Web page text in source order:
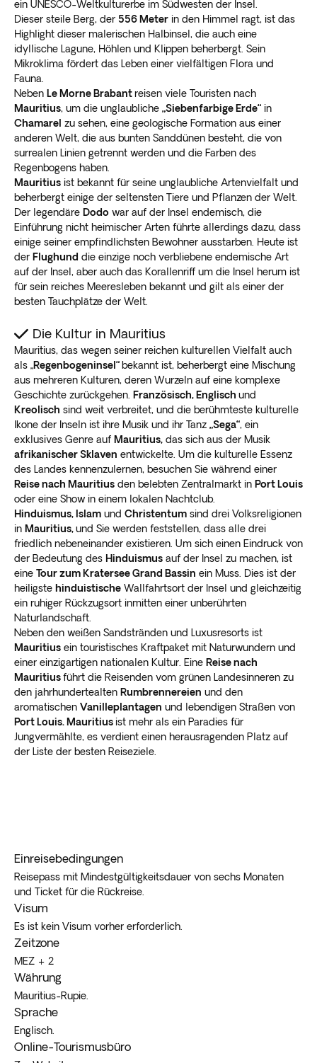
ein UNESCO-Weltkulturerbe im Südwesten der Insel.
Dieser steile Berg, der 556 Meter in den Himmel ragt, ist das
Highlight dieser malerischen Halbinsel, die auch eine
idyllische Lagune, Höhlen und Klippen beherbergt. Sein
Mikroklima fördert das Leben einer vielfältigen Flora und
Fauna.
Neben Le Morne Brabantreisen viele Touristen nach
Mauritius, um die unglaubliche „Siebenfarbige Erde“ in
Chamarel zu sehen, eine geologische Formation aus einer
anderen Welt, die aus bunten Sanddünen besteht, die von
surrealen Linien getrennt werden und die Farben des
Regenbogens haben.
Mauritius ist bekannt für seine unglaubliche Artenvielfalt und
beherbergt einige der seltensten Tiere und Pflanzen der Welt.
Der legendäre Dodo war auf der Insel endemisch, die
Einführung nicht heimischer Arten führte allerdings dazu, dass
einige seiner empfindlichsten Bewohner ausstarben. Heute ist
der Flughund die einzige noch verbliebene endemische Art
auf der Insel, aber auch das Korallenriff um die Insel herum ist
für sein reiches Meeresleben bekannt und gilt als einer der
besten Tauchplätze der Welt.
Die Kultur in Mauritius
Mauritius, das wegen seiner reichen kulturellen Vielfalt auch
als „Regenbogeninsel“ bekannt ist, beherbergt eine Mischung
aus mehreren Kulturen, deren Wurzeln auf eine komplexe
Geschichte zurückgehen. Französisch, Englisch und
Kreolisch sind weit verbreitet, und die berühmteste kulturelle
Ikone der Inseln ist ihre Musik und ihr Tanz „Sega“, ein
exklusives Genre auf Mauritius, das sich aus der Musik
afrikanischer Sklaven entwickelte. Um die kulturelle Essenz
des Landes kennenzulernen, besuchen Sie während einer
Reise nach Mauritius den belebten Zentralmarkt in Port Louis
oder eine Show in einem lokalen Nachtclub.
Hinduismus, Islam und Christentum sind drei Volksreligionen
in Mauritius,und Sie werden feststellen, dass alle drei
friedlich nebeneinander existieren. Um sich einen Eindruck von
der Bedeutung des Hinduismus auf der Insel zu machen, ist
eine Tour zum Kratersee Grand Bassin ein Muss. Dies ist der
heiligste hinduistische Wallfahrtsort der Insel und gleichzeitig
ein ruhiger Rückzugsort inmitten einer unberührten
Naturlandschaft.
Neben den weißen Sandstränden und Luxusresorts ist
Mauritius ein touristisches Kraftpaket mit Naturwundern und
einer einzigartigen nationalen Kultur. Eine Reise nach
Mauritiusführt die Reisenden vom grünen Landesinneren zu
den jahrhundertealten Rumbrennereien und den
aromatischen Vanilleplantagen und lebendigen Straßen von
Port Louis. Mauritius ist mehr als ein Paradies für
Jungvermählte, es verdient einen herausragenden Platz auf
der Liste der besten Reiseziele.
Einreisebedingungen
Reisepass mit Mindestgültigkeitsdauer von sechs Monaten
und Ticket für die Rückreise.
Visum
Es ist kein Visum vorher erforderlich.
Zeitzone
MEZ + 2
Währung
Mauritius-Rupie.
Sprache
Englisch.
Online-Tourismusbüro